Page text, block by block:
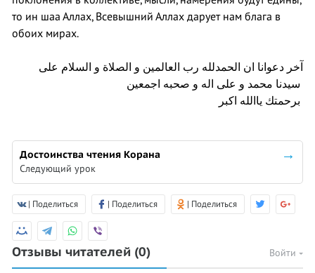
то ин шаа Аллах, Всевышний Аллах дарует нам блага в
обоих мирах.
آخر دعوانا ان الحمدلله رب العالمين و الصلاة و السلام على
Достоинства чтения Корана
Следующий урок
| Поделиться | Поделиться | Поделиться
Отзывы читателей (0) Войти